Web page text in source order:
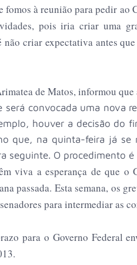
à reunião para pedir ao
pois iria criar uma
criar expectativa antes
de Matos, informou
será convocada uma nova
houver a decisão do
que, na quinta-feira já
seguinte. O procedimento é
viva a esperança de que o
passada. Esta semana, os
para intermediar as
para o Governo Federal